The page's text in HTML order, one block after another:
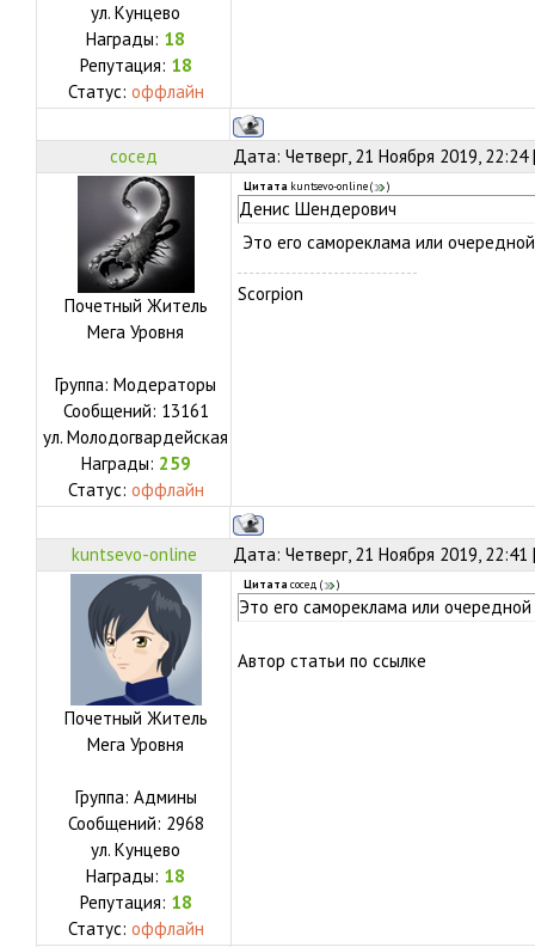
ул. Кунцево
Награды: 18
Репутация: 18
Статус: оффлайн
сосед Дата: Четверг, 21 Ноября 2019,
Почетный Житель
Мега Уровня
Группа: Модераторы
Сообщений: 13161
ул. Молодогвардейская
Награды: 259
Статус: оффлайн
Цитата kuntsevo-online( )
Денис Шендерович
Это его самореклама или
Scorpion
kuntsevo-online Дата: Четверг, 21 Ноября 2019,
Почетный Житель
Мега Уровня
Группа: Админы
Сообщений: 2968
ул. Кунцево
Награды: 18
Репутация: 18
Статус: оффлайн
Цитата сосед ( )
Это его самореклама или очередной
Автор статьи по ссылке